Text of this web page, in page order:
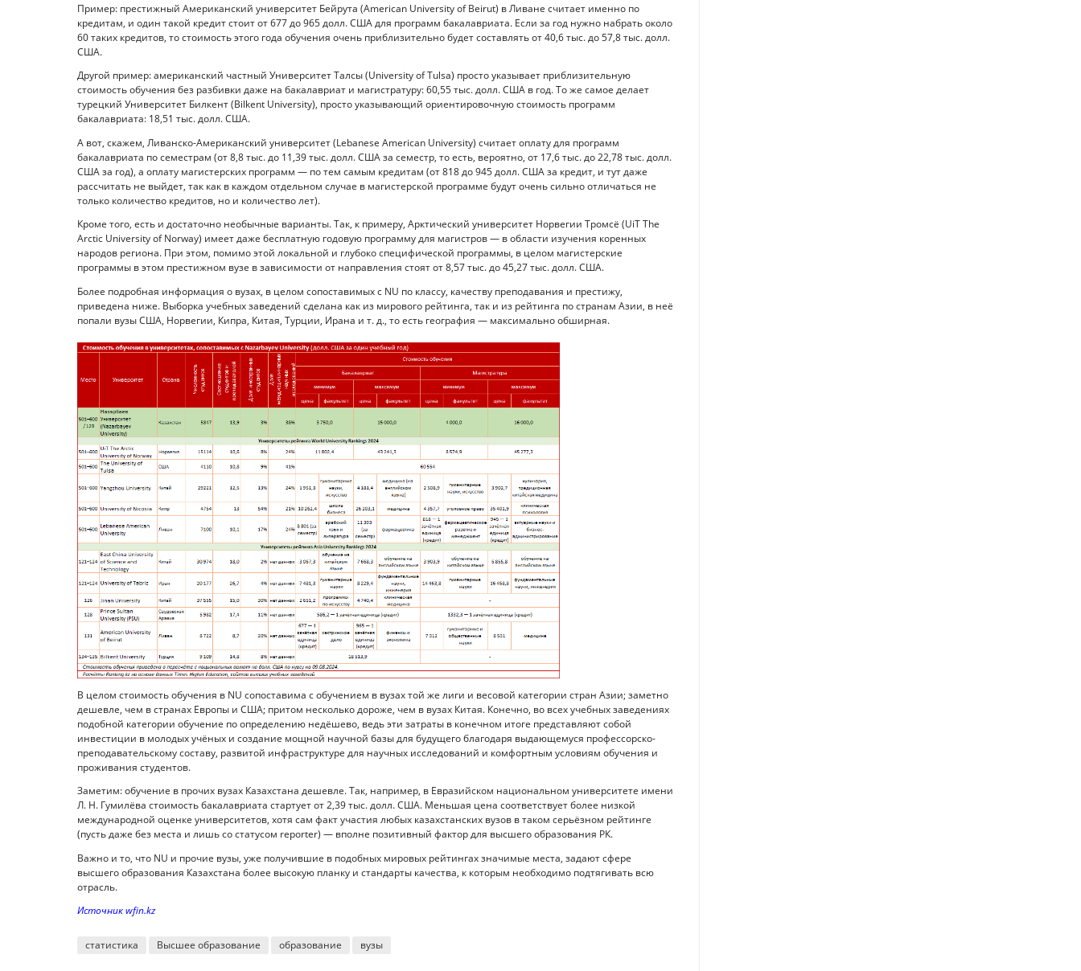
Пример: престижный Американский университет Бейрута (American University of Beirut) в Ливане считает именно по
кредитам, и один такой кредит стоит от 677 до 965 долл. США для программ бакалавриата. Если за год нужно набрать около
60 таких кредитов, то стоимость этого года обучения очень приблизительно будет составлять от 40,6 тыс. до 57,8 тыс. долл.
США.
Другой пример: американский частный Университет Талсы (University of Tulsa) просто указывает приблизительную
стоимость обучения без разбивки даже на бакалавриат и магистратуру: 60,55 тыс. долл. США в год. То же самое делает
турецкий Университет Билкент (Bilkent University), просто указывающий ориентировочную стоимость программ
бакалавриата: 18,51 тыс. долл. США.
А вот, скажем, Ливанско-Американский университет (Lebanese American University) считает оплату для программ
бакалавриата по семестрам (от 8,8 тыс. до 11,39 тыс. долл. США за семестр, то есть, вероятно, от 17,6 тыс. до 22,78 тыс. долл.
США за год), а оплату магистерских программ — по тем самым кредитам (от 818 до 945 долл. США за кредит, и тут даже
рассчитать не выйдет, так как в каждом отдельном случае в магистерской программе будут очень сильно отличаться не
только количество кредитов, но и количество лет).
Кроме того, есть и достаточно необычные варианты. Так, к примеру, Арктический университет Норвегии Тромсё (UiT The
Arctic University of Norway) имеет даже бесплатную годовую программу для магистров — в области изучения коренных
народов региона. При этом, помимо этой локальной и глубоко специфической программы, в целом магистерские
программы в этом престижном вузе в зависимости от направления стоят от 8,57 тыс. до 45,27 тыс. долл. США.
Более подробная информация о вузах, в целом сопоставимых с NU по классу, качеству преподавания и престижу,
приведена ниже. Выборка учебных заведений сделана как из мирового рейтинга, так и из рейтинга по странам Азии, в неё
попали вузы США, Норвегии, Кипра, Китая, Турции, Ирана и т. д., то есть география — максимально обширная.
В целом стоимость обучения в NU сопоставима с обучением в вузах той же лиги и весовой категории стран Азии; заметно
дешевле, чем в странах Европы и США; притом несколько дороже, чем в вузах Китая. Конечно, во всех учебных заведениях
подобной категории обучение по определению недёшево, ведь эти затраты в конечном итоге представляют собой
инвестиции в молодых учёных и создание мощной научной базы для будущего благодаря выдающемуся профессорско-
преподавательскому составу, развитой инфраструктуре для научных исследований и комфортным условиям обучения и
проживания студентов.
Заметим: обучение в прочих вузах Казахстана дешевле. Так, например, в Евразийском национальном университете имени
Л. Н. Гумилёва стоимость бакалавриата стартует от 2,39 тыс. долл. США. Меньшая цена соответствует более низкой
международной оценке университетов, хотя сам факт участия любых казахстанских вузов в таком серьёзном рейтинге
(пусть даже без места и лишь со статусом reporter) — вполне позитивный фактор для высшего образования РК.
Важно и то, что NU и прочие вузы, уже получившие в подобных мировых рейтингах значимые места, задают сфере
высшего образования Казахстана более высокую планку и стандарты качества, к которым необходимо подтягивать всю
отрасль.
Источник wfin.kz
статистика Высшее образование образование вузы